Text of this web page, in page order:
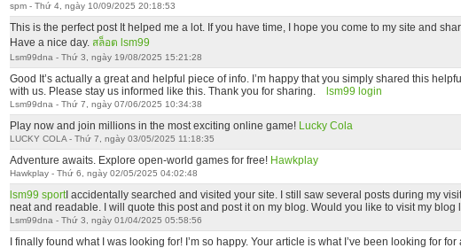
spm - Thứ 4, ngày 10/09/2025 20:18:53
This is the perfect post It helped me a lot. If you have time, I hope you come to my site and
Have a nice day. สล็อต lsm99
Lsm99dna - Thứ 3, ngày 19/08/2025 15:21:28
Good It’s actually a great and helpful piece of info. I’m happy that you simply shared this
with us. Please stay us informed like this. Thank you for sharing.
lsm99 login
Lsm99dna - Thứ 7, ngày 07/06/2025 10:34:38
Play now and join millions in the most exciting online game! Lucky Cola
LUCKY COLA - Thứ 7, ngày 03/05/2025 11:18:35
Adventure awaits. Explore open-world games for free! Hawkplay
Hawkplay - Thứ 6, ngày 02/05/2025 04:02:48
lsm99 sportI accidentally searched and visited your site. I still saw several posts during my
neat and readable. I will quote this post and post it on my blog. Would you like to visit my blog
Lsm99dna - Thứ 3, ngày 01/04/2025 05:58:56
I finally found what I was looking for! I’m so happy. Your article is what I’ve been looking for for